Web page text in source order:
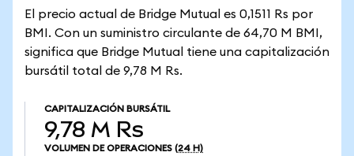
El precio actual de Bridge Mutual es 0,1511 Rs por
BMI. Con un suministro circulante de 64,70 M BMI,
significa que Bridge Mutual tiene una capitalización
bursátil total de 9,78 M Rs.
CAPITALIZACIÓN BURSÁTIL
9,78 M Rs
VOLUMEN DE OPERACIONES (24 H)